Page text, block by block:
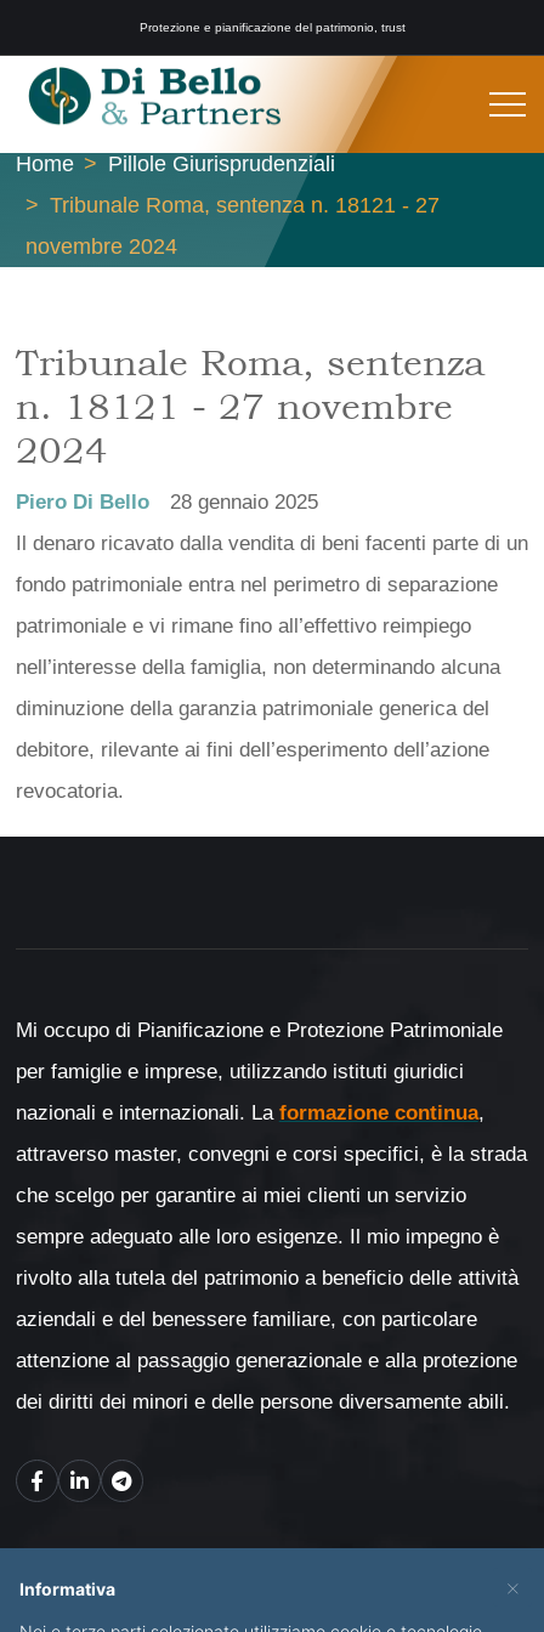
Protezione e pianificazione del patrimonio, trust
Home
Pillole Giurisprudenziali
Tribunale Roma, sentenza n. 18121 - 27
novembre 2024
Tribunale Roma, sentenza
n. 18121 - 27 novembre
2024
Piero Di Bello
28 gennaio 2025
Il denaro ricavato dalla vendita di beni facenti parte di un
fondo patrimoniale entra nel perimetro di separazione
patrimoniale e vi rimane fino all’effettivo reimpiego
nell’interesse della famiglia, non determinando alcuna
diminuzione della garanzia patrimoniale generica del
debitore, rilevante ai fini dell’esperimento dell’azione
revocatoria.
Mi occupo di Pianificazione e Protezione Patrimoniale
per famiglie e imprese, utilizzando istituti giuridici
nazionali e internazionali. La formazione continua,
attraverso master, convegni e corsi specifici, è la strada
che scelgo per garantire ai miei clienti un servizio
sempre adeguato alle loro esigenze. Il mio impegno è
rivolto alla tutela del patrimonio a beneficio delle attività
aziendali e del benessere familiare, con particolare
attenzione al passaggio generazionale e alla protezione
dei diritti dei minori e delle persone diversamente abili.
×
Informativa